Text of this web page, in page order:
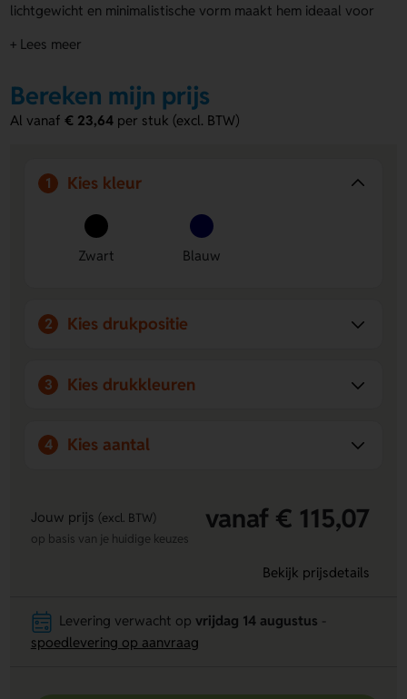
lichtgewicht en minimalistische vorm maakt hem ideaal voor
bagageriem voor extra gemak. De Impact AWARE™ RPET
Blauw. Laat hem bedrukken op de Bovenzijde, Linker zijkant,
Rechter zijkant, Voorzijde bovenaan of Voorzijde onderaan
voor jouw logo, naam of eigen ontwerp. Bestel of vraag een
Voordelen van de Impact AWARE™
RPET standaard anti-diefstal rugzak
Veilig en praktisch
- met anti-diefstal ontwerp, RFID-
vak en 15,6" laptopvak houd je je essentials goed
polyester met AWARE™ tracer, en per tas zijn 19,9 0,5L
PET-flessen hergebruikt.
ontwerp aanbrengen op de Bovenzijde, Linker zijkant,
Rechter zijkant, Voorzijde bovenaan of Voorzijde
+ Lees meer
Bereken mijn prijs
Al vanaf€ 23,64 per stuk (excl. BTW)
1 Kies kleur
Zwart Blauw
2 Kies drukpositie
3 Kies drukkleuren
4 Kies aantal
Jouw prijs (excl. BTW) vanaf € 115,07
op basis van je huidige keuzes
Bekijk prijsdetails
Levering verwacht opvrijdag 14 augustus
spoedlevering op aanvraag